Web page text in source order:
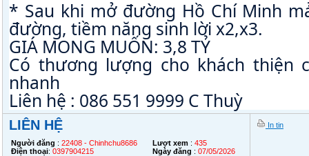
* Sau khi mở đường Hồ Chí Minh
đường, tiềm năng sinh lời x2,x3.
GIÁ MONG MUỐN: 3,8 TỶ
Có thương lượng cho khách thiện
nhanh
Liên hệ : 086 551 9999 C Thuỳ
LIÊN HỆ
Người đăng : 22408 - Chinhchu8686
Điện thoại: 0397904215
Lượt xem : 435
Ngày đăng : 07/05/2026
In tin